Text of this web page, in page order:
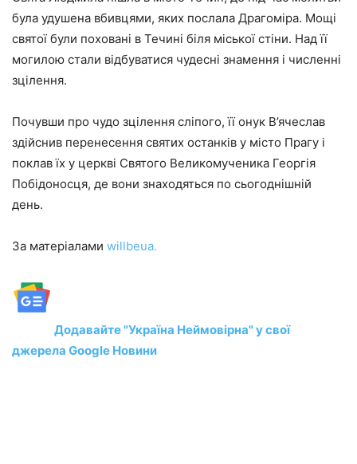
була удушена вбивцями, яких послала Драгоміра. Мощі
святої були поховані в Течині біля міської стіни. Над її
могилою стали відбуватися чудесні знамення і численні
зцілення.
Почувши про чудо зцілення сліпого, її онук В’ячеслав
здійснив перенесення святих останків у місто Прагу і
поклав їх у церкві Святого Великомученика Георгія
Побідоносця, де вони знаходяться по сьогоднішній
день.
За матеріалами willbeua.
Додавайте "Україна Неймовірна" у свої
джерела Google Новини